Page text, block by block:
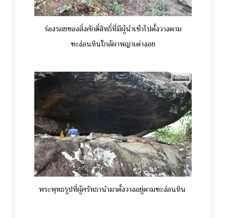
ร่องรอยของสิ่งศักดิ์สิทธิ์ที่มีผู้นำเข้าไปตั้งวางตาม
ชะง่อนหินใกล้ผาพญาเต่างอย
พระพุทธรูปที่ผู้ศรัทธานำมาตั้งวางอยู่ตามชะง่อนหิน